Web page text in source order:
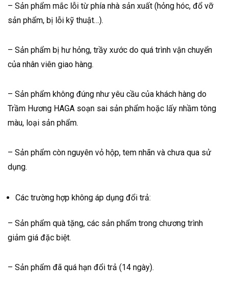
– Sản phẩm mắc lỗi từ phía nhà sản xuất (hỏng hóc, đổ vỡ
sản phẩm, bị lỗi kỹ thuật…).
– Sản phẩm bị hư hỏng, trầy xước do quá trình vận chuyển
của nhân viên giao hàng.
– Sản phẩm không đúng như yêu cầu của khách hàng do
Trầm Hương HAGA soạn sai sản phẩm hoặc lấy nhầm tông
màu, loại sản phẩm.
– Sản phẩm còn nguyên vỏ hộp, tem nhãn và chưa qua sử
dụng.
Các trường hợp không áp dụng đổi trả:
– Sản phẩm quà tặng, các sản phẩm trong chương trình
giảm giá đặc biệt.
– Sản phẩm đã quá hạn đổi trả (14 ngày).